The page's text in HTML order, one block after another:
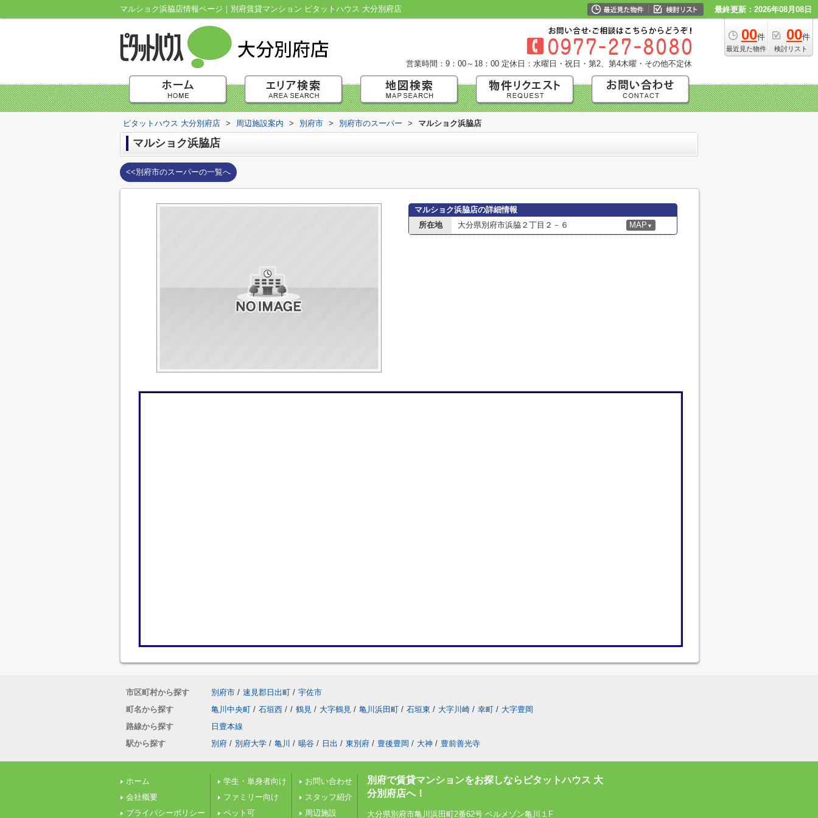
マルショク浜脇店情報ページ｜別府賃貸マンション ピタットハウス 大分別府店 最終更新：2026年08月08日
00件
最近見た物件
00件
検討リスト
営業時間：9：00～18：00 定休日：水曜日・祝日・第2、第4木曜・その他不定休
ピタットハウス 大分別府店 > 周辺施設案内 > 別府市 > 別府市のスーパー > マルショク浜脇店
マルショク浜脇店
<<別府市のスーパーの一覧へ
マルショク浜脇店の詳細情報
所在地
大分県別府市浜脇２丁目２－６ MAP ▼
市区町村から探す 別府市 / 速見郡日出町 / 宇佐市
町名から探す
亀川中央町 / 石垣西 / / 鶴見 / 大字鶴見 / 亀川浜田町 / 石垣東 / 大字川崎 / 幸町 / 大字豊岡
路線から探す
日豊本線
駅から探す
別府 / 別府大学 / 亀川 / 暘谷 / 日出 / 東別府 / 豊後豊岡 / 大神 / 豊前善光寺
ホーム
会社概要
プライバシーポリシー
学生・単身者向け
ファミリー向け
ペット可
お問い合わせ
スタッフ紹介
周辺施設
別府で賃貸マンションをお探しならピタットハウス 大
分別府店へ！
大分県別府市亀川浜田町2番62号 ベルメゾン亀川１F